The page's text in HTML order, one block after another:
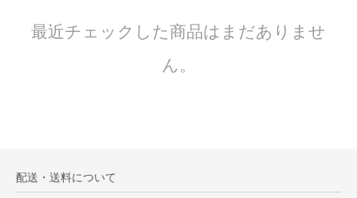
最近チェックした商品はまだありませ
ん。
配送・送料について